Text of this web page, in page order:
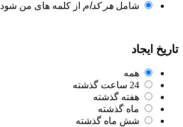
شامل هر کدام از کلمه های من شود
تاریخ ایجاد
همه
24 ساعت گذشته
هفته گذشته
ماه گذشته
شش ماه گذشته